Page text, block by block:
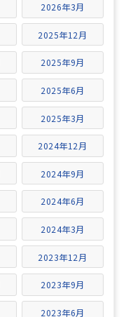
2026年3月
2025年12月
2025年9月
2025年6月
2025年3月
2024年12月
2024年9月
2024年6月
2024年3月
2023年12月
2023年9月
2023年6月